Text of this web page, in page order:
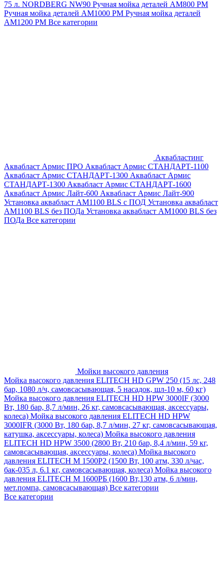
75 л. NORDBERG NW90 Ручная мойка деталей АМ800 РМ
Ручная мойка деталей АМ1000 РМ Ручная мойка деталей
АМ1200 РМ Все категории
Аквабластинг
Аквабласт Армис ПРО Аквабласт Армис СТАНДАРТ-1100
Аквабласт Армис СТАНДАРТ-1300 Аквабласт Армис
СТАНДАРТ-1300 Аквабласт Армис СТАНДАРТ-1600
Аквабласт Армис Лайт-600 Аквабласт Армис Лайт-900
Установка аквабласт AM1100 BLS с ПОД Установка аквабласт
AM1100 BLS без ПОДа Установка аквабласт AM1000 BLS без
ПОДа Все категории
Мойки высокого давления
Мойка высокого давления ELITECH HD GPW 250 (15 лс, 248
бар, 1080 л/ч, самовсасывающая, 5 насадок, шл-10 м, 60 кг)
Мойка высокого давления ELITECH HD HPW 3000IF (3000
Вт, 180 бар, 8,7 л/мин, 26 кг, самовсасывающая, аксессуары,
колеса) Мойка высокого давления ELITECH HD HPW
3000IFR (3000 Вт, 180 бар, 8,7 л/мин, 27 кг, самовсасывающая,
катушка, аксессуары, колеса) Мойка высокого давления
ELITECH HD HPW 3500 (2800 Вт, 210 бар, 8,4 л/мин, 59 кг,
самовсасывающая, аксессуары, колеса) Мойка высокого
давления ELITECH M 1500P2 (1500 Вт, 100 атм, 330 л/час,
бак-035 л, 6.1 кг, самовсасывающая, колеса) Мойка высокого
давления ELITECH М 1600РБ (1600 Вт,130 атм, 6 л/мин,
мет.помпа, самовсасывающая) Все категории
Все категории